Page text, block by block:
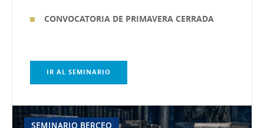
CONVOCATORIA DE PRIMAVERA CERRADA
IR AL SEMINARIO
SEMINARIO BERCEO